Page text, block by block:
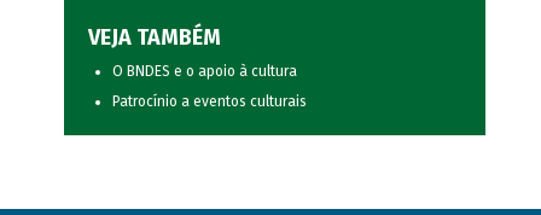
VEJA TAMBÉM
O BNDES e o apoio à cultura
Patrocínio a eventos culturais